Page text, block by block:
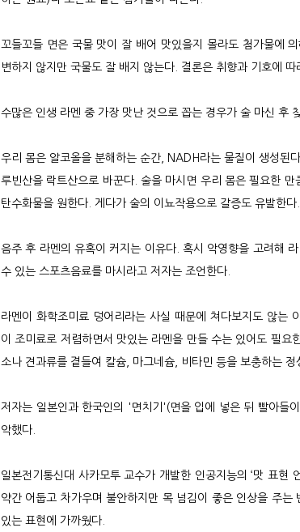
꼬들꼬들 면은 국물 맛이 잘 배어 맛있을지 몰라도 첨가물에
변하지 않지만 국물도 잘 배지 않는다. 결론은 취향과 기호에 따
수많은 인생 라멘 중 가장 맛난 것으로 꼽는 경우가 술 마신 후
우리 몸은 알코올을 분해하는 순간, NADH라는 물질이 생성된
루빈산을 락트산으로 바꾼다. 술을 마시면 우리 몸은 필요한
탄수화물을 원한다. 게다가 술의 이뇨작용으로 갈증도 유발한다.
음주 후 라멘의 유혹이 커지는 이유다. 혹시 악영향을 고려해
수 있는 스포츠음료를 마시라고 저자는 조언한다.
라멘이 화학조미료 덩어리라는 사실 때문에 쳐다보지도 않는
이 조미료로 저렴하면서 맛있는 라멘을 만들 수는 있어도 필요
소나 견과류를 곁들여 칼슘, 마그네슘, 비타민 등을 보충하는 정
저자는 일본인과 한국인의 '면치기'(면을 입에 넣은 뒤 빨아들
악했다.
일본전기통신대 사카모투 교수가 개발한 인공지능의 ‘맛 표현
약간 어둡고 차가우며 불안하지만 목 넘김이 좋은 인상을 주는
있는 표현에 가까웠다.